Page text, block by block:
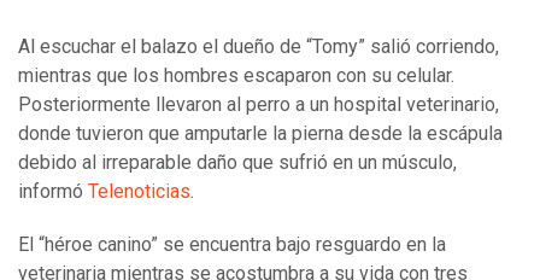
Al escuchar el balazo el dueño de “Tomy” salió corriendo,
mientras que los hombres escaparon con su celular.
Posteriormente llevaron al perro a un hospital veterinario,
donde tuvieron que amputarle la pierna desde la escápula
debido al irreparable daño que sufrió en un músculo,
informó Telenoticias.
El “héroe canino” se encuentra bajo resguardo en la
veterinaria mientras se acostumbra a su vida con tres